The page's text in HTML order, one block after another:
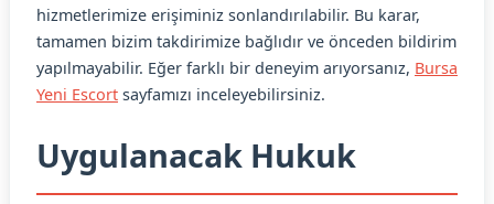
hizmetlerimize erişiminiz sonlandırılabilir. Bu karar,
tamamen bizim takdirimize bağlıdır ve önceden bildirim
yapılmayabilir. Eğer farklı bir deneyim arıyorsanız, Bursa
Yeni Escort sayfamızı inceleyebilirsiniz.
Uygulanacak Hukuk